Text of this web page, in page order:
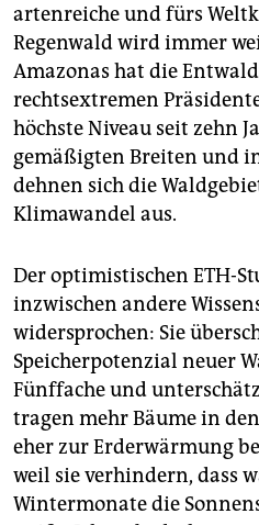
artenreiche und fürs
Regenwald wird immer
Amazonas hat die
rechtsextremen
höchste Niveau seit zehn
gemäßigten Breiten und
dehnen sich die
Klimawandel aus.
Der optimistischen ETH-
inzwischen andere
widersprochen: Sie
Speicherpotenzial neuer
Fünffache und
tragen mehr Bäume in
eher zur Erderwärmung
weil sie verhindern, dass
Wintermonate die